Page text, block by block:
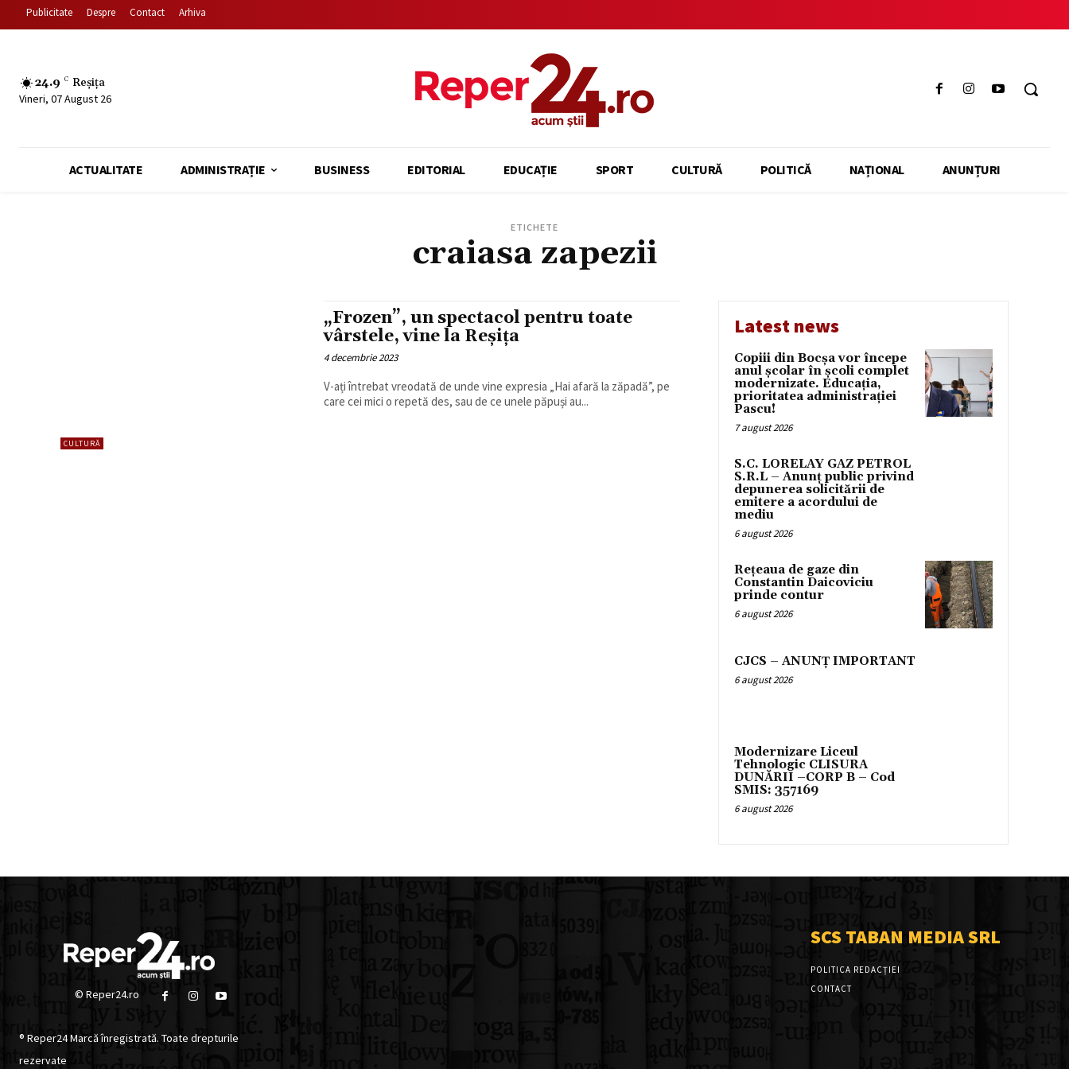
Publicitate Despre Contact Arhiva
24.9 C Reșița
Vineri, 07 August 26
ACTUALITATE ADMINISTRAȚIE BUSINESS EDITORIAL EDUCAȚIE SPORT CULTURĂ POLITICĂ NAȚIONAL ANUNȚURI
ETICHETE
craiasa zapezii
CULTURĂ
„Frozen”, un spectacol pentru toate
vârstele, vine la Reșița
4 decembrie 2023
V-ați întrebat vreodată de unde vine expresia „Hai afară la zăpadă”, pe
care cei mici o repetă des, sau de ce unele păpuși au...
Latest news
Copiii din Bocșa vor începe
anul școlar în școli complet
modernizate. Educația,
prioritatea administrației
Pascu!
7 august 2026
S.C. LORELAY GAZ PETROL
S.R.L – Anunț public privind
depunerea solicitării de
emitere a acordului de
mediu
6 august 2026
Rețeaua de gaze din
Constantin Daicoviciu
prinde contur
6 august 2026
CJCS – ANUNȚ IMPORTANT
6 august 2026
Modernizare Liceul
Tehnologic CLISURA
DUNĂRII –CORP B – Cod
SMIS: 357169
6 august 2026
© Reper24.ro
® Reper24 Marcă înregistrată. Toate drepturile
rezervate
SCS TABAN MEDIA SRL
POLITICA REDACȚIEI
CONTACT